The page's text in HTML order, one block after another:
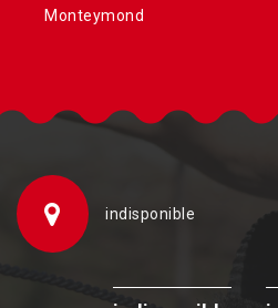
Monteymond
indisponible